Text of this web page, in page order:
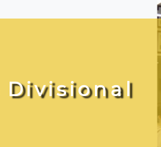
Divisiona l